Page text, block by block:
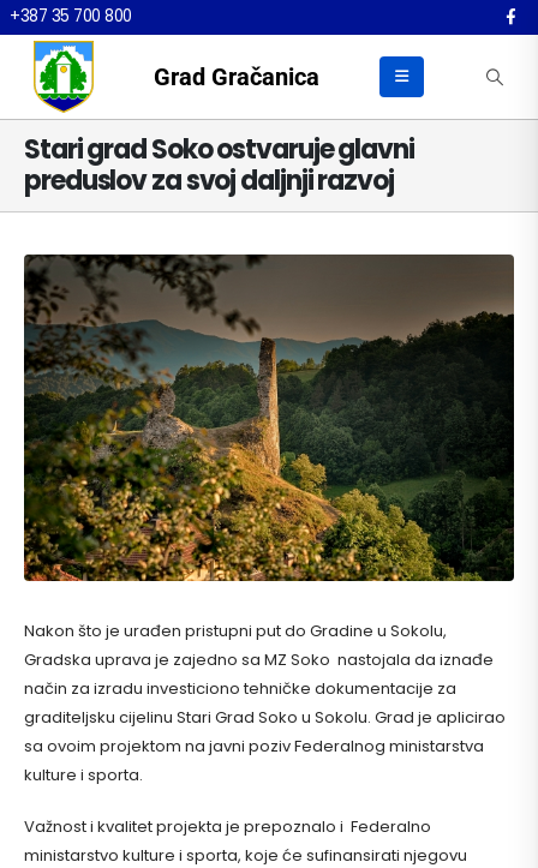
+387 35 700 800
Grad Gračanica
Stari grad Soko ostvaruje glavni
preduslov za svoj daljnji razvoj
Nakon što je urađen pristupni put do Gradine u Sokolu,
Gradska uprava je zajedno sa MZ Soko nastojala da iznađe
način za izradu investiciono tehničke dokumentacije za
graditeljsku cijelinu Stari Grad Soko u Sokolu. Grad je aplicirao
sa ovoim projektom na javni poziv Federalnog ministarstva
kulture i sporta.
Važnost i kvalitet projekta je prepoznalo i Federalno
ministarstvo kulture i sporta, koje će sufinansirati njegovu